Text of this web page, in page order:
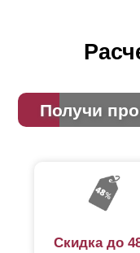
Получи
Скидка до